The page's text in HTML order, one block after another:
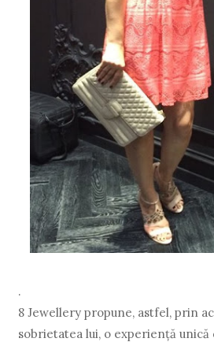
.
8 Jewellery propune, astfel, prin
sobrietatea lui, o experienţă unică